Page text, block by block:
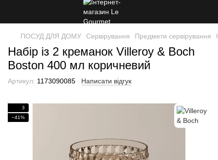
ПОСУД ДЛЯ ДОМУ Сервірування Предмети сервірування
Набір із 2 креманок Villeroy & Boch
Boston 400 мл коричневий
Артикул: 1173090085 Написати відгук
3
−41%